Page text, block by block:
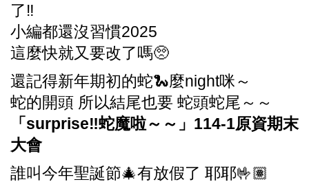
了‼️
小編都還沒習慣2025
這麼快就又要改了嗎🥺
還記得新年期初的蛇🐍麼night咪～
蛇的開頭 所以結尾也要 蛇頭蛇尾～～
「surprise‼️蛇魔啦～～」114-1原資期末
大會
誰叫今年聖誕節🎄有放假了 耶耶🤟🏽